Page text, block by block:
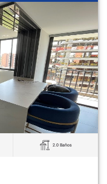
2.0 Baños